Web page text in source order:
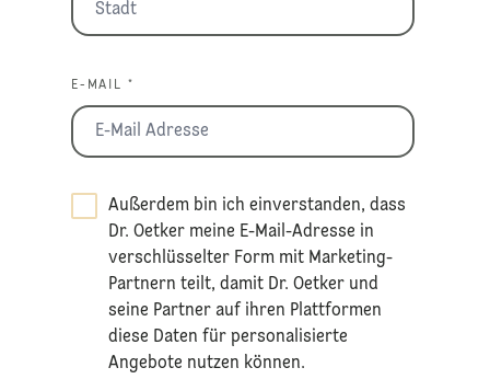
E-MAIL *
Außerdem bin ich einverstanden, dass
Dr. Oetker meine E-Mail-Adresse in
verschlüsselter Form mit Marketing-
Partnern teilt, damit Dr. Oetker und
seine Partner auf ihren Plattformen
diese Daten für personalisierte
Angebote nutzen können.